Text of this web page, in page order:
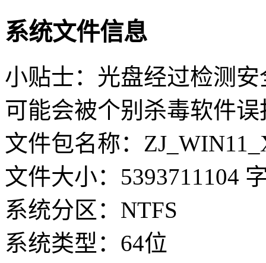
系统文件信息
小贴士：光盘经过检测
可能会被个别杀毒软件
文件包名称：
文件大小：5393711104
系统分区：NTFS
系统类型：64位